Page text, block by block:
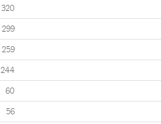
320
299
259
244
60
56